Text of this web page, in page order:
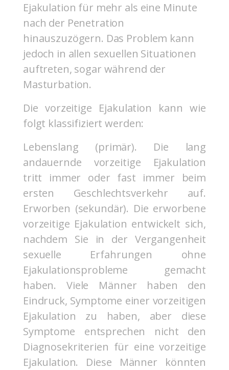
Ejakulation für mehr als eine Minute
nach der Penetration
hinauszuzögern. Das Problem kann
jedoch in allen sexuellen Situationen
auftreten, sogar während der
Masturbation.
Die vorzeitige Ejakulation kann wie
folgt klassifiziert werden:
Lebenslang (primär). Die lang
andauernde vorzeitige Ejakulation
tritt immer oder fast immer beim
ersten Geschlechtsverkehr auf.
Erworben (sekundär). Die erworbene
vorzeitige Ejakulation entwickelt sich,
nachdem Sie in der Vergangenheit
sexuelle Erfahrungen ohne
Ejakulationsprobleme gemacht
haben. Viele Männer haben den
Eindruck, Symptome einer vorzeitigen
Ejakulation zu haben, aber diese
Symptome entsprechen nicht den
Diagnosekriterien für eine vorzeitige
Ejakulation. Diese Männer könnten